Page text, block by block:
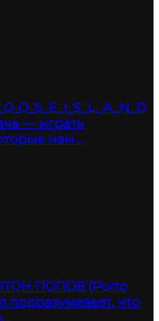
— играть
нам…
ПОПОВ (Porto
подразумевает, что